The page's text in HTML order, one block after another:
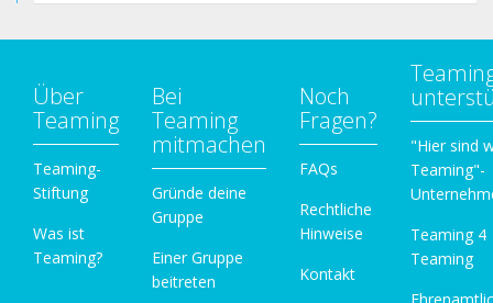
Über
Teaming
Teaming-
Stiftung
Was ist
Teaming?
Bei
Teaming
mitmachen
Gründe deine
Gruppe
Einer Gruppe
beitreten
Noch
Fragen?
FAQs
Rechtliche
Hinweise
Kontakt
"Hier sind
Teaming"-
Teaming 4
Teaming